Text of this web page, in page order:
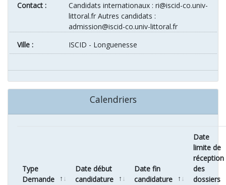
Contact :
Candidats internationaux : ri@iscid-co.univ-
littoral.fr Autres candidats :
admission@iscid-co.univ-littoral.fr
ville :
ISCID - Longuenesse
Calendriers
Type
Demande
Date début
candidature
Date fin
candidature
Date
limite de
réception
des
dossiers